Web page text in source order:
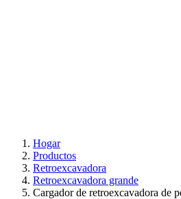
Hogar
Productos
Retroexcavadora
Retroexcavadora grande
Cargador de retroexcavadora de